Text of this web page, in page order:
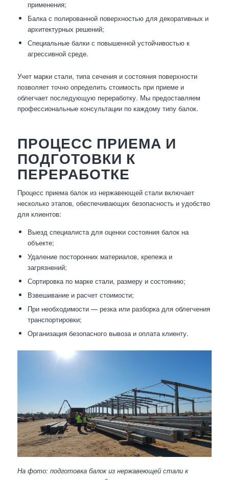
применения;
Балка с полированной поверхностью для декоративных и
архитектурных решений;
Специальные балки с повышенной устойчивостью к
агрессивной среде.
Учет марки стали, типа сечения и состояния поверхности
позволяет точно определить стоимость при приеме и
облегчает последующую переработку. Мы предоставляем
профессиональные консультации по каждому типу балок.
ПРОЦЕСС ПРИЕМА И
ПОДГОТОВКИ К
ПЕРЕРАБОТКЕ
Процесс приема балок из нержавеющей стали включает
несколько этапов, обеспечивающих безопасность и удобство
для клиентов:
Выезд специалиста для оценки состояния балок на
объекте;
Удаление посторонних материалов, крепежа и
загрязнений;
Сортировка по марке стали, размеру и состоянию;
Взвешивание и расчет стоимости;
При необходимости — резка или разборка для облегчения
транспортировки;
Организация безопасного вывоза и оплата клиенту.
На фото: подготовка балок из нержавеющей стали к